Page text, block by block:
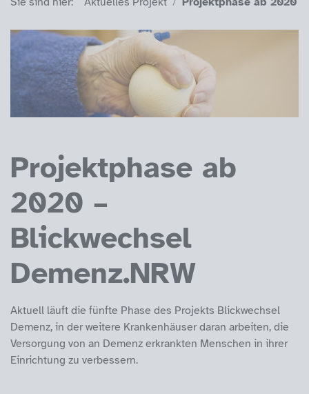
Projektphase ab
2020 –
Blickwechsel
Demenz.NRW
Aktuell läuft die fünfte Phase des Projekts Blickwechsel
Demenz, in der weitere Krankenhäuser daran arbeiten, die
Versorgung von an Demenz erkrankten Menschen in ihrer
Einrichtung zu verbessern.